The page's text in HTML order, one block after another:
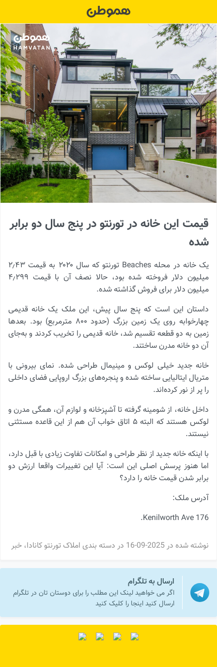
قیمت این خانه در تورنتو در پنج سال دو برابر
شده
یک خانه در محله Beaches تورنتو که سال ۲۰۲۰ به قیمت ۲٫۴۳
میلیون دلار فروخته شده بود، حالا نصف آن با قیمت ۴٫۲۹۹
میلیون دلار برای فروش گذاشته شده.
داستان این است که پنج سال پیش، این ملک یک خانه قدیمی
چهارخوابه روی یک زمین بزرگ (حدود ۸۰۰ مترمربع) بود. بعدها
زمین به دو قطعه تقسیم شد، خانه قدیمی را تخریب کردند و به‌جای
آن دو خانه مدرن ساختند.
خانه جدید خیلی لوکس و مینیمال طراحی شده. نمای بیرونی با
متریال ایتالیایی ساخته شده و پنجره‌های بزرگ اروپایی فضای داخلی
را پر از نور کرده‌اند.
داخل خانه، از شومینه گرفته تا آشپزخانه و لوازم آن، همگی مدرن و
لوکس هستند که البته ۵ اتاق خواب آن هم از این قاعده مستثنی
نیستند.
با اینکه خانه جدید از نظر طراحی و امکانات تفاوت زیادی با قبل دارد،
اما هنوز پرسش اصلی این است: آیا این تغییرات واقعا ارزش دو
برابر شدن قیمت خانه را دارد؟
آدرس ملک:
176 Kenilworth Ave.
نوشته شده در2025-09-16 در دسته بندی املاک تورنتو کانادا، خبر
ارسال به تلگرام
اگر می خواهید لینک این مطلب را برای دوستان تان در تلگرام
ارسال کنید اینجا را کلیک کنید